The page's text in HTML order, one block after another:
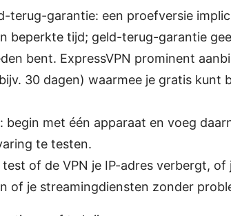
terug-garantie: een proefversie
beperkte tijd; geld-terug-garantie
bent. ExpressVPN prominent
30 dagen) waarmee je gratis kunt
met één apparaat en voeg
te testen.
of de VPN je IP-adres verbergt, of
of je streamingdiensten zonder